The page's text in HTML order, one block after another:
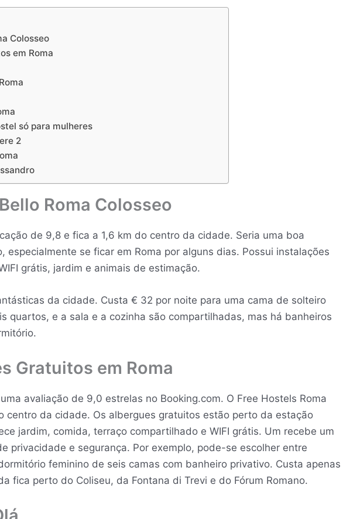
Colosseo
em Roma
só para mulheres
2
Roma Colosseo
de 9,8 e fica a 1,6 km do centro da cidade. Seria uma boa
especialmente se ficar em Roma por alguns dias. Possui instalações
grátis, jardim e animais de estimação.
da cidade. Custa € 32 por noite para uma cama de solteiro
quartos, e a sala e a cozinha são compartilhadas, mas há banheiros
Gratuitos em Roma
avaliação de 9,0 estrelas no Booking.com. O Free Hostels Roma
centro da cidade. Os albergues gratuitos estão perto da estação
jardim, comida, terraço compartilhado e WIFI grátis. Um recebe um
privacidade e segurança. Por exemplo, pode-se escolher entre
feminino de seis camas com banheiro privativo. Custa apenas
fica perto do Coliseu, da Fontana di Trevi e do Fórum Romano.